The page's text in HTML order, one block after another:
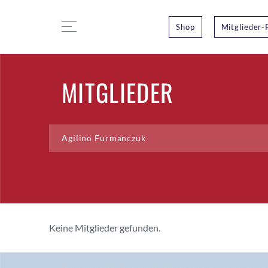
Shop Mitglieder-
MITGLIEDER
Keine Mitglieder gefunden.